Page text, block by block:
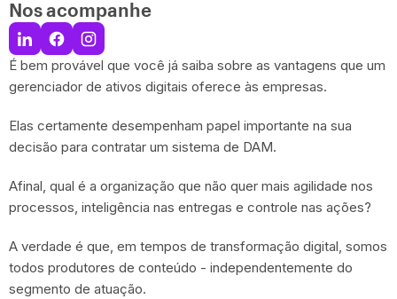
Nos acompanhe
É bem provável que você já saiba sobre as vantagens que um
gerenciador de ativos digitais oferece às empresas.
Elas certamente desempenham papel importante na sua
decisão para contratar um sistema de DAM.
Afinal, qual é a organização que não quer mais agilidade nos
processos, inteligência nas entregas e controle nas ações?
A verdade é que, em tempos de transformação digital, somos
todos produtores de conteúdo - independentemente do
segmento de atuação.